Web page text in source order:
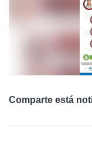
Comparte está